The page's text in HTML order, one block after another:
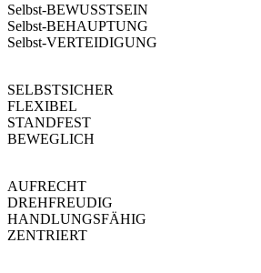
Selbst-BEWUSSTSEIN
Selbst-BEHAUPTUNG
Selbst-VERTEIDIGUNG
SELBSTSICHER
FLEXIBEL
STANDFEST
BEWEGLICH
AUFRECHT
DREHFREUDIG
HANDLUNGSFÄHIG
ZENTRIERT